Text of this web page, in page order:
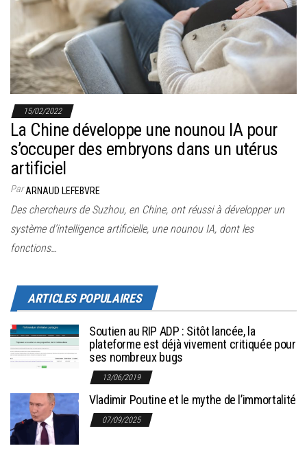
n
v
o
15/02/2022
La Chine développe une nounou IA pour
s’occuper des embryons dans un utérus
artificiel
ParARNAUD LEFEBVRE
Des chercheurs de Suzhou, en Chine, ont réussi à développer un
système d’intelligence artificielle, une nounou IA, dont les
fonctions…
ARTICLES POPULAIRES
Soutien au RIP ADP : Sitôt lancée, la
plateforme est déjà vivement critiquée pour
ses nombreux bugs
13/06/2019
Vladimir Poutine et le mythe de l’immortalité
07/09/2025